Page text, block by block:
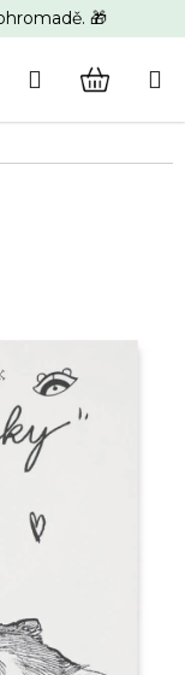
🎁
Hledat